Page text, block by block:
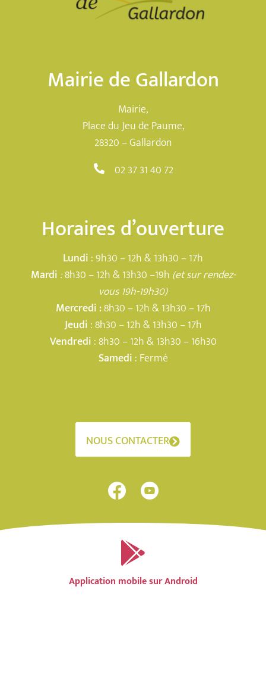
Mairie de Gallardon
Mairie,
Place du Jeu de Paume,
28320 – Gallardon
02 37 31 40 72
Horaires d’ouverture
Lundi : 9h30 – 12h & 13h30 – 17h
Mardi :8h30 – 12h & 13h30 –19h (et sur rendez-
vous 19h-19h30)
Mercredi :8h30 – 12h & 13h30 – 17h
Jeudi : 8h30 – 12h & 13h30 – 17h
Vendredi : 8h30 – 12h & 13h30 – 16h30
Samedi : Fermé
NOUS CONTACTER
Application mobile sur Android